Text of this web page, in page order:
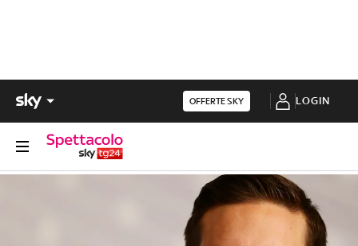
OFFERTE SKY LOGIN